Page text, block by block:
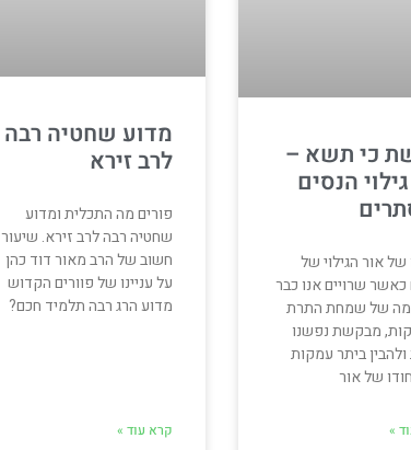
כי תשא –
הנסים
של אור הגילוי של
כאשר שרויים אנו כבר
של שמחת התרת
מבקשת נפשנו
ביתר עמקות
של אור
»
מדוע שחטיה רבה
לרב זירא
פורים מה התכלית ומדוע
שחטיה רבה לרב זירא. שיעור
חשוב של הרב מאור דוד כהן
על עניינו של פוורים הקדוש
מדוע הרג רבה תלמיד חכם?
קרא עוד »